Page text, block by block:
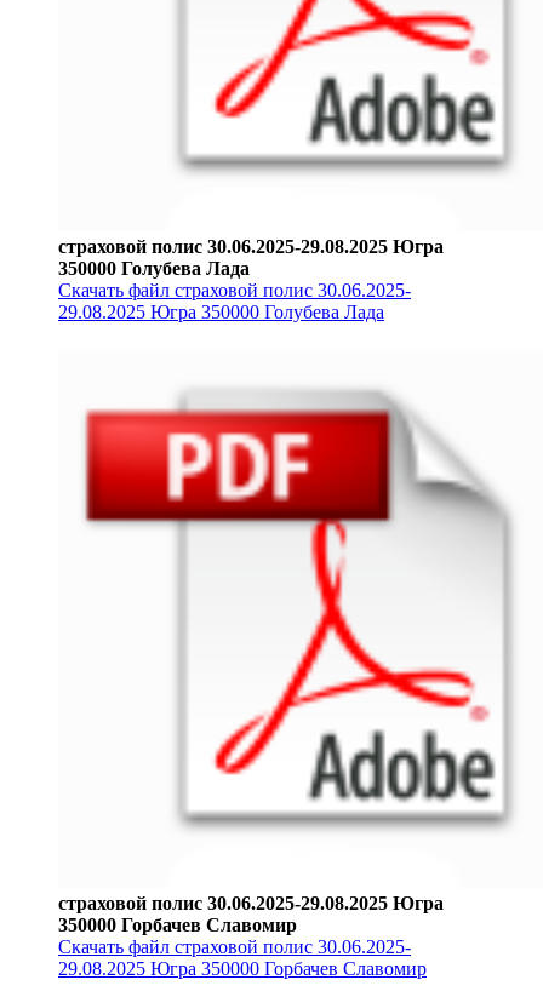
страховой полис 30.06.2025-29.08.2025 Югра
350000 Голубева Лада
Скачать файл страховой полис 30.06.2025-
29.08.2025 Югра 350000 Голубева Лада
страховой полис 30.06.2025-29.08.2025 Югра
350000 Горбачев Славомир
Скачать файл страховой полис 30.06.2025-
29.08.2025 Югра 350000 Горбачев Славомир